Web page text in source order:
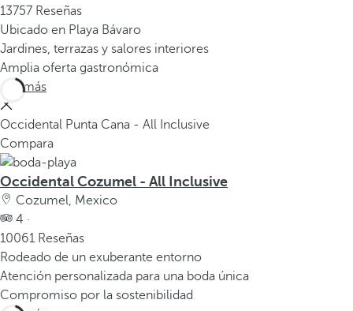
13757 Reseñas
Ubicado en Playa Bávaro
Jardines, terrazas y salores interiores
Amplia oferta gastronómica
Ver más
Occidental Punta Cana - All Inclusive
Compara
Occidental Cozumel - All Inclusive
Cozumel, Mexico
4 ·
10061 Reseñas
Rodeado de un exuberante entorno
Atención personalizada para una boda única
Compromiso por la sostenibilidad